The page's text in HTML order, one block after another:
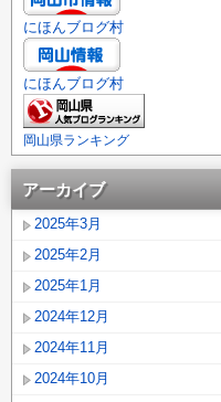
にほんブログ村
にほんブログ村
岡山県ランキング
アーカイブ
2025年3月
2025年2月
2025年1月
2024年12月
2024年11月
2024年10月